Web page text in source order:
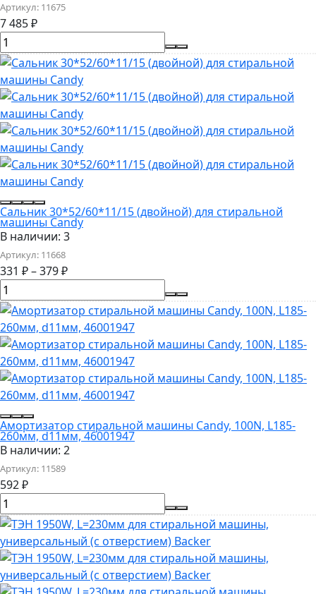
Артикул: 11675
7 485₽
Сальник 30*52/60*11/15 (двойной) для стиральной
машины Candy
В наличии: 3
Артикул: 11668
331 ₽–379₽
Амортизатор cтиральной машины Candy, 100N, L185-
260мм, d11мм, 46001947
В наличии: 2
Артикул: 11589
592₽